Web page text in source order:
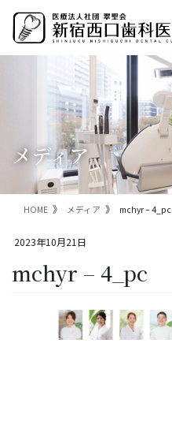
ン
ー
メディア
HOME メディア mchyr – 4_pc
2023年10月21日
mchyr – 4_pc